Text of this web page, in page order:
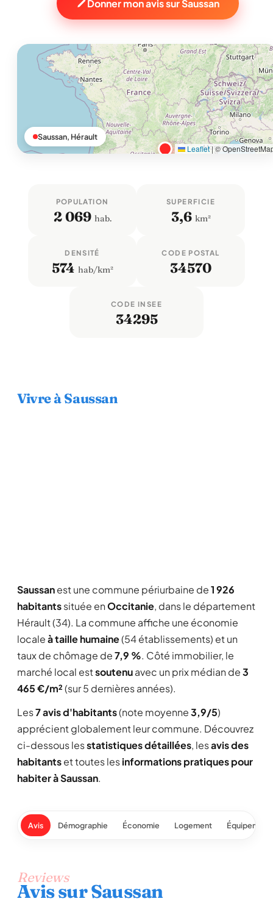
Donner mon avis sur Saussan
Leaflet|©
Saussan, Hérault
POPULATION
2 069 hab.
SUPERFICIE
3,6 km²
DENSITÉ
574 hab/km²
CODE POSTAL
34570
CODE INSEE
34295
Vivre à Saussan
Saussanest une commune périurbaine de1 926
habitantssituée enOccitanie, dans le département
Hérault (34). La commune affiche une économie
localeà taille humaine(54 établissements) et un
taux de chômage de7,9 %. Côté immobilier, le
marché local estsoutenuavec un prix médian de3
465 €/m²(sur 5 dernières années).
Les7 avis d'habitants(note moyenne3,9/5)
apprécient globalement leur commune. Découvrez
ci-dessous lesstatistiques détaillées, lesavis des
habitantset toutes lesinformations pratiques pour
habiter à Saussan.
Avis Démographie Économie Logement
Reviews
Avis sur Saussan